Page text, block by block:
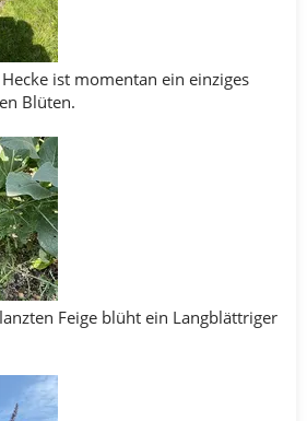
ist momentan ein einziges
Blüten.
Feige blüht ein Langblättriger